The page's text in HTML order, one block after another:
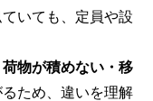
いても、定員や設
荷物が積めない・移
ため、違いを理解